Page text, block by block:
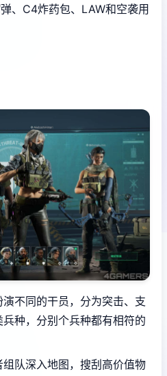
、C4炸药包、LAW和空袭用
演不同的干员，分为突击、支
种，分别个兵种都有相符的
组队深入地图，搜刮高价值物